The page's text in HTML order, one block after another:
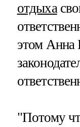
отдыха
этом Анна
"Потому